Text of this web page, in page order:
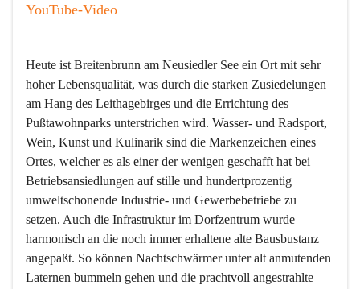
YouTube-Video
Heute ist Breitenbrunn am Neusiedler See ein Ort mit sehr
hoher Lebensqualität, was durch die starken Zusiedelungen
am Hang des Leithagebirges und die Errichtung des
Pußtawohnparks unterstrichen wird. Wasser- und Radsport,
Wein, Kunst und Kulinarik sind die Markenzeichen eines
Ortes, welcher es als einer der wenigen geschafft hat bei
Betriebsansiedlungen auf stille und hundertprozentig
umweltschonende Industrie- und Gewerbebetriebe zu
setzen. Auch die Infrastruktur im Dorfzentrum wurde
harmonisch an die noch immer erhaltene alte Bausbustanz
angepaßt. So können Nachtschwärmer unter alt anmutenden
Laternen bummeln gehen und die prachtvoll angestrahlte